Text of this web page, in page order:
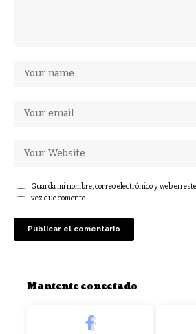
Guarda mi nombre, correo electrónico y web en
vez que comente.
Mantente conectado